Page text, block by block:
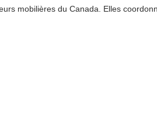
mobilières du Canada. Elles